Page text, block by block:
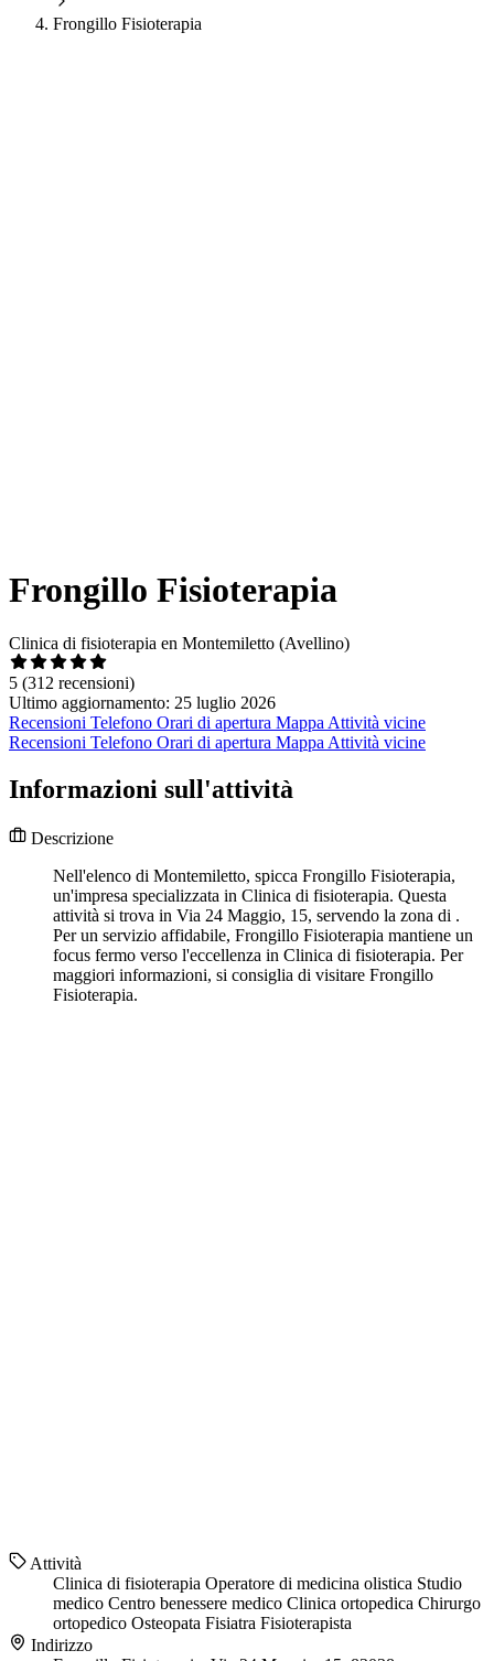
Frongillo Fisioterapia
Frongillo Fisioterapia
Clinica di fisioterapia en Montemiletto (Avellino)
5 (312 recensioni)
Ultimo aggiornamento: 25 luglio 2026
Recensioni Telefono Orari di apertura Mappa Attività vicine
Recensioni Telefono Orari di apertura Mappa Attività vicine
Informazioni sull'attività
Descrizione
Nell'elenco di Montemiletto, spicca Frongillo Fisioterapia,
un'impresa specializzata in Clinica di fisioterapia. Questa
attività si trova in Via 24 Maggio, 15, servendo la zona di .
Per un servizio affidabile, Frongillo Fisioterapia mantiene un
focus fermo verso l'eccellenza in Clinica di fisioterapia. Per
maggiori informazioni, si consiglia di visitare Frongillo
Fisioterapia.
Attività
Clinica di fisioterapia Operatore di medicina olistica Studio
medico Centro benessere medico Clinica ortopedica Chirurgo
ortopedico Osteopata Fisiatra Fisioterapista
Indirizzo